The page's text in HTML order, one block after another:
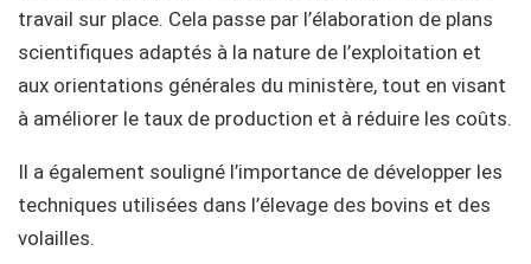
travail sur place. Cela passe par l’élaboration de plans
scientifiques adaptés à la nature de l’exploitation et
aux orientations générales du ministère, tout en visant
à améliorer le taux de production et à réduire les coûts.
Il a également souligné l’importance de développer les
techniques utilisées dans l’élevage des bovins et des
volailles.